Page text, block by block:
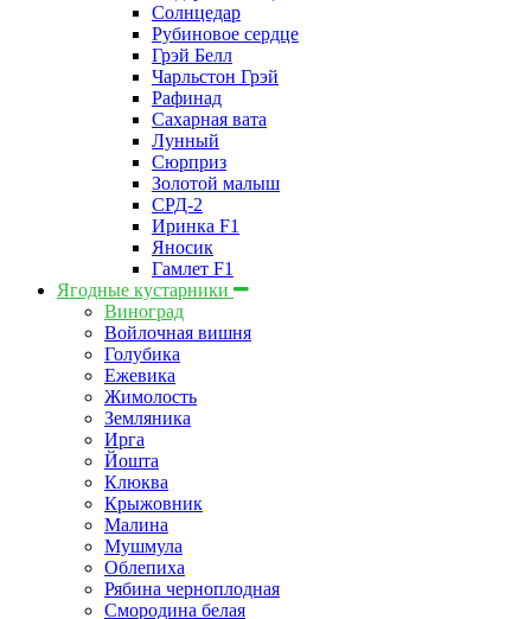
Солнцедар
Рубиновое сердце
Грэй Белл
Чарльстон Грэй
Рафинад
Сахарная вата
Лунный
Сюрприз
Золотой малыш
СРД-2
Иринка F1
Яносик
Гамлет F1
Ягодные кустарники
Виноград
Войлочная вишня
Голубика
Ежевика
Жимолость
Земляника
Ирга
Йошта
Клюква
Крыжовник
Малина
Мушмула
Облепиха
Рябина черноплодная
Смородина белая